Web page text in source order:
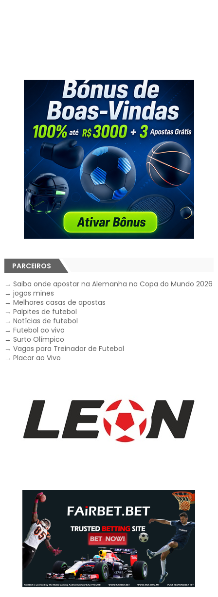
PARCEIROS
→ Saiba onde apostar na Alemanha na Copa do Mundo 2026
→ jogos mines
→ Melhores casas de apostas
→ Palpites de futebol
→ Notícias de futebol
→ Futebol ao vivo
→ Surto Olímpico
→ Vagas para Treinador de Futebol
→ Placar ao Vivo